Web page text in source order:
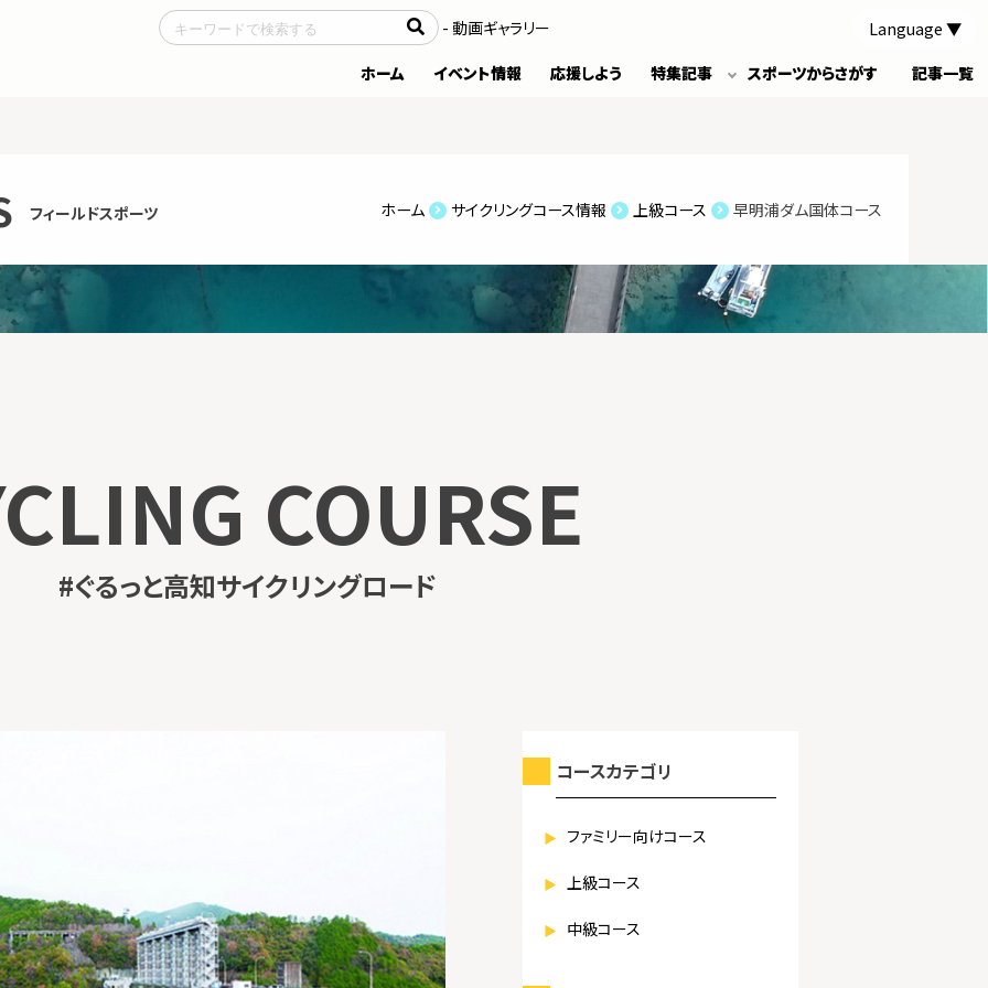
- サイトについて - 動画ギャラリー Language
ホーム イベント情報 応援しよう 特集記事 スポーツからさがす 記事一覧
フィールドスポーツ ホーム サイクリングコース情報 上級コース 早明浦ダム国体コース
COURSE
#ぐるっと高知サイクリングロード
コースカテゴリ
ファミリー向けコース
上級コース
中級コース